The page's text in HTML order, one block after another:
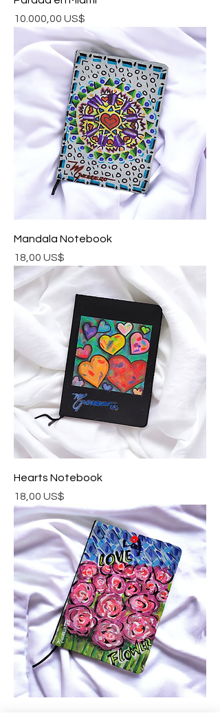
Precio
10.000,00 US$
Mandala Notebook
Precio
18,00 US$
Hearts Notebook
Precio
18,00 US$